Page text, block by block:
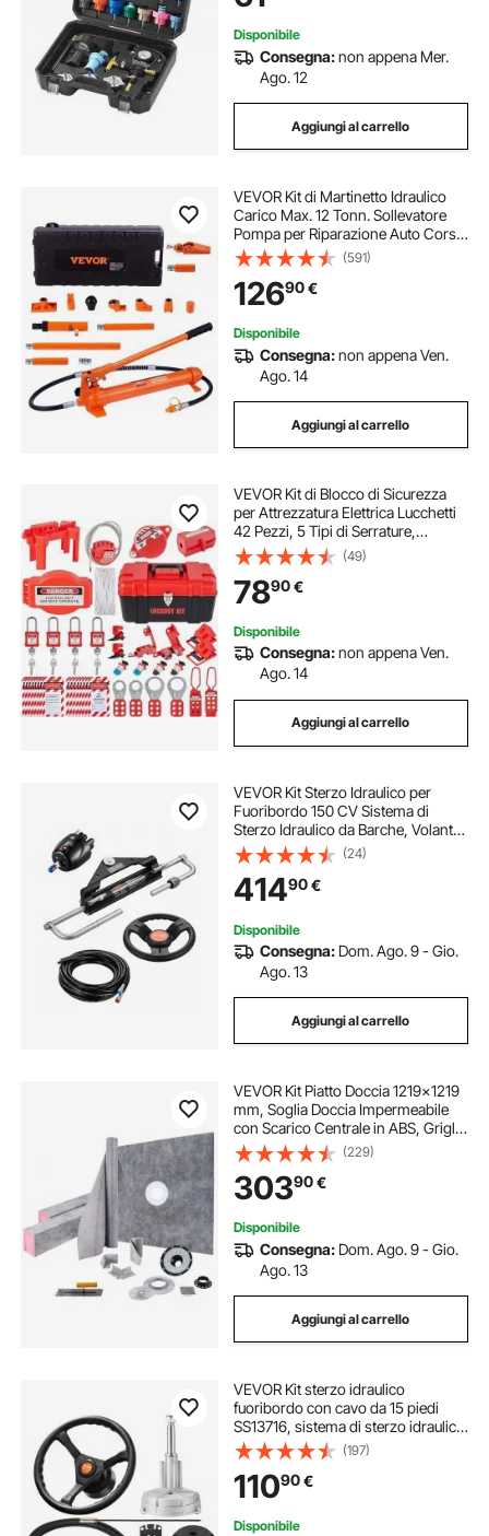
Camion
Disponibile
Consegna:non appena Mer.
Ago. 12
Aggiungi al carrello
VEVOR Kit di Martinetto Idraulico
Carico Max. 12 Tonn. Sollevatore
Pompa per Riparazione Auto Corsa
da 135 mm, Kit Utensili Sollevatore
Idraulico Tipo d'Olio HV15 Cilindro
Q235B Anello di Tenuta TPU
(591)
12690€
Disponibile
Consegna:non appena Ven.
Ago. 14
Aggiungi al carrello
VEVOR Kit di Blocco di Sicurezza
per Attrezzatura Elettrica Lucchetti
42 Pezzi, 5 Tipi di Serrature,
Fermagli, Etichette e Fascette,
Scatola, Kit di Strumenti di Serratura
per Sicurezza Elettricista
(49)
7890€
Disponibile
Consegna:non appena Ven.
Ago. 14
Aggiungi al carrello
VEVOR Kit Sterzo Idraulico per
Fuoribordo 150 CV Sistema di
Sterzo Idraulico da Barche, Volante,
Pompa del Timone, Cilindro
Idraulico e 2 Tubi Flessibili per
Imbarcazioni Monomotore a
Stazione Singola
(24)
41490€
Disponibile
Consegna: Dom. Ago. 9 - Gio.
Ago. 13
Aggiungi al carrello
VEVOR Kit Piatto Doccia 1219x1219
mm, Soglia Doccia Impermeabile
con Scarico Centrale in ABS, Griglia
in Acciaio Inox da 10 cm, 2 Bordi
Doccia Tagliabili e Cazzuola, Kit
Piatto Doccia Piatto Doccia
(229)
30390€
Disponibile
Consegna: Dom. Ago. 9 - Gio.
Ago. 13
Aggiungi al carrello
VEVOR Kit sterzo idraulico
fuoribordo con cavo da 15 piedi
SS13716, sistema di sterzo idraulico
marino con volante da 13,5",
accessori per barche da viaggio
(197)
11090€
Disponibile